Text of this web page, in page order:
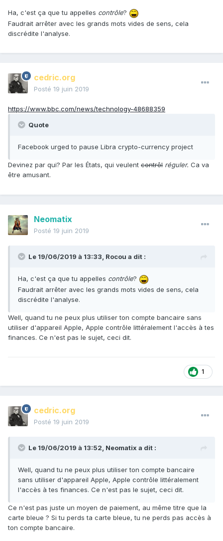
Ha, c'est ça que tu appelles contrôle?
Faudrait arrêter avec les grands mots vides de sens, cela
discrédite l'analyse.
cedric.org
Posté 19 juin 2019
https://www.bbc.com/news/technology-48688359
Quote
Facebook urged to pause Libra crypto-currency project
Devinez par qui? Par les États, qui veulent contrôl réguler. Ca va
être amusant.
Neomatix
Posté 19 juin 2019
Le 19/06/2019 à 13:33, Rocou a dit :
Ha, c'est ça que tu appelles contrôle?
Faudrait arrêter avec les grands mots vides de sens, cela
discrédite l'analyse.
Well, quand tu ne peux plus utiliser ton compte bancaire sans
utiliser d'appareil Apple, Apple contrôle littéralement l'accès à tes
finances. Ce n'est pas le sujet, ceci dit.
1
cedric.org
Posté 19 juin 2019
Le 19/06/2019 à 13:52, Neomatix a dit :
Well, quand tu ne peux plus utiliser ton compte bancaire
sans utiliser d'appareil Apple, Apple contrôle littéralement
l'accès à tes finances. Ce n'est pas le sujet, ceci dit.
Ce n'est pas juste un moyen de paiement, au même titre que la
carte bleue ? Si tu perds ta carte bleue, tu ne perds pas accès à
ton compte bancaire.